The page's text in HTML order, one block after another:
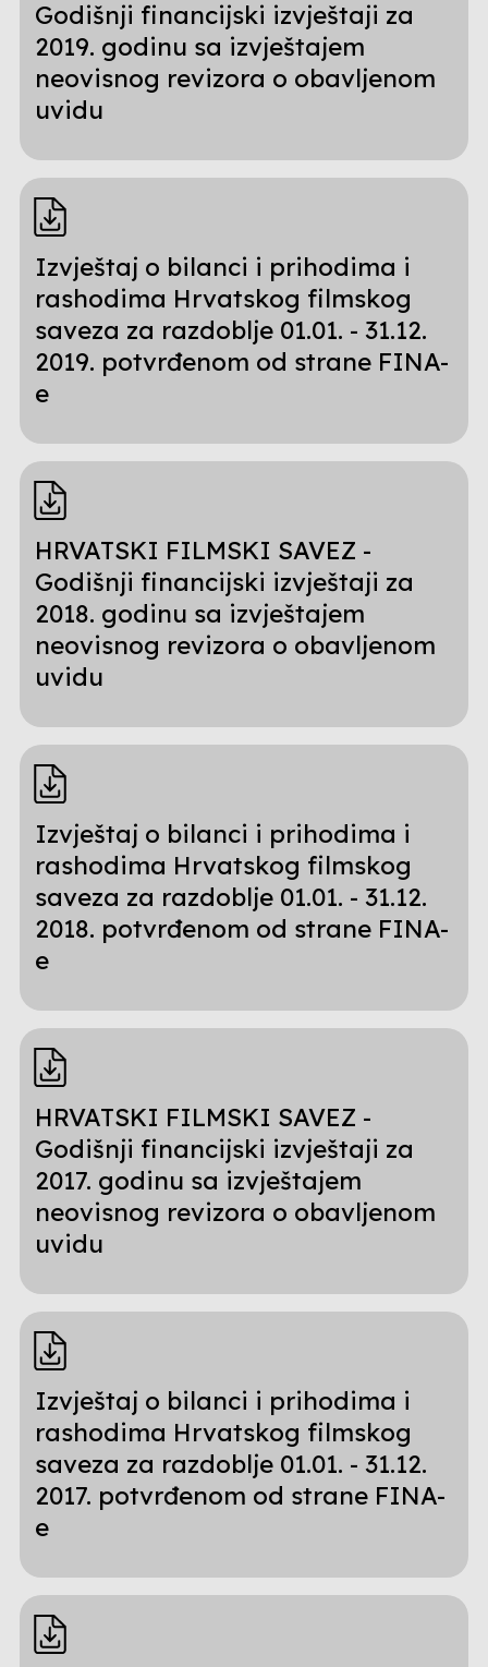
Godišnji financijski izvještaji za
2019. godinu sa izvještajem
neovisnog revizora o obavljenom
uvidu
Izvještaj o bilanci i prihodima i
rashodima Hrvatskog filmskog
saveza za razdoblje 01.01. - 31.12.
2019. potvrđenom od strane FINA-
e
HRVATSKI FILMSKI SAVEZ -
Godišnji financijski izvještaji za
2018. godinu sa izvještajem
neovisnog revizora o obavljenom
uvidu
Izvještaj o bilanci i prihodima i
rashodima Hrvatskog filmskog
saveza za razdoblje 01.01. - 31.12.
2018. potvrđenom od strane FINA-
e
HRVATSKI FILMSKI SAVEZ -
Godišnji financijski izvještaji za
2017. godinu sa izvještajem
neovisnog revizora o obavljenom
uvidu
Izvještaj o bilanci i prihodima i
rashodima Hrvatskog filmskog
saveza za razdoblje 01.01. - 31.12.
2017. potvrđenom od strane FINA-
e